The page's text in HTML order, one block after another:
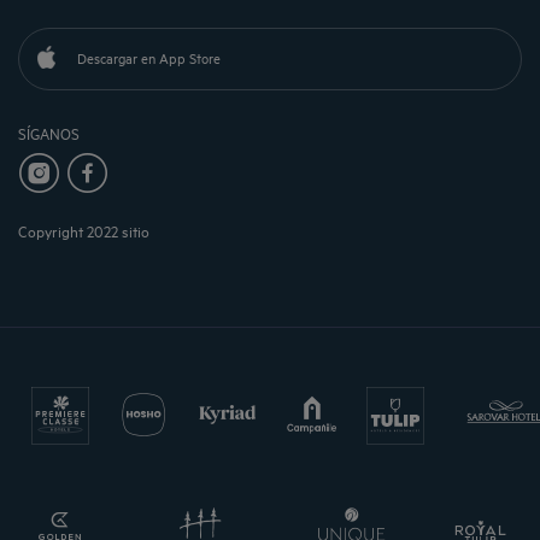
Descargar en App Store
SÍGANOS
Copyright 2022 sitio